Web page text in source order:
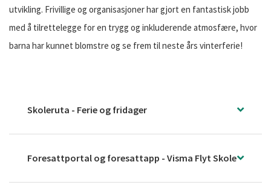
utvikling. Frivillige og organisasjoner har gjort en fantastisk jobb
med å tilrettelegge for en trygg og inkluderende atmosfære, hvor
barna har kunnet blomstre og se frem til neste års vinterferie!
Skoleruta - Ferie og fridager
Foresattportal og foresattapp - Visma Flyt Skole